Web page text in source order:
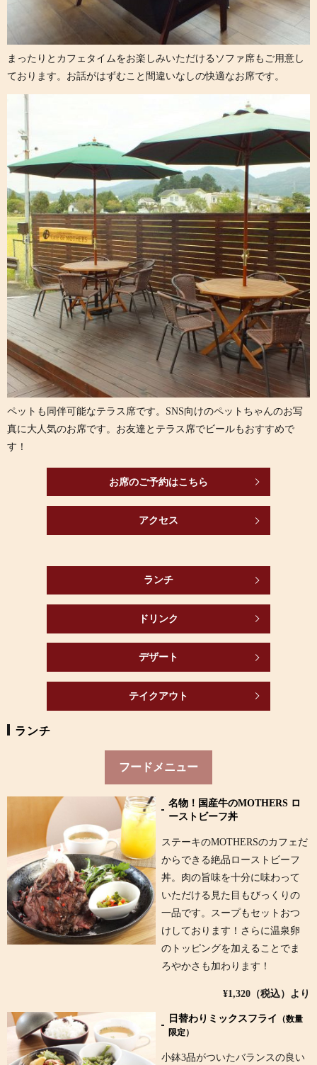
まったりとカフェタイムをお楽しみいただけるソファ席もご用意し
ております。お話がはずむこと間違いなしの快適なお席です。
ペットも同伴可能なテラス席です。SNS向けのペットちゃんのお写
真に大人気のお席です。お友達とテラス席でビールもおすすめで
す！
お席のご予約はこちら
アクセス
ランチ
ドリンク
デザート
テイクアウト
ランチ
フードメニュー
名物！国産牛のMOTHERS ロ
ーストビーフ丼
ステーキのMOTHERSのカフェだ
からできる絶品ローストビーフ
丼。肉の旨味を十分に味わって
いただける見た目もびっくりの
一品です。スープもセットおつ
けしております！さらに温泉卵
のトッピングを加えることでま
ろやかさも加わります！
¥1,320（税込）より
日替わりミックスフライ
（数量
限定）
小鉢3品がついたバランスの良い